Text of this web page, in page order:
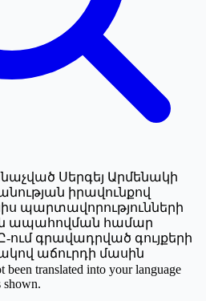
Սերգեյ Արմենակի
իրավունքով
պարտավորությունների
ապահովման համար
ում գրավադրված գույքերի
աճուրդի մասին
been translated into your language
shown.